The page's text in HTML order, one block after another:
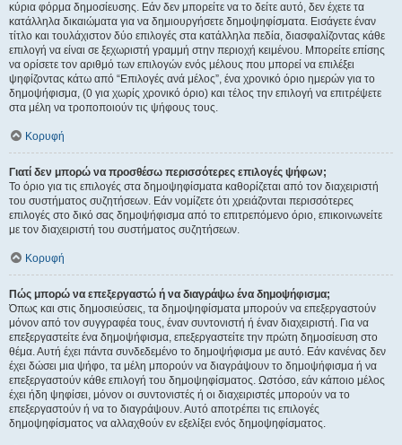
κύρια φόρμα δημοσίευσης. Εάν δεν μπορείτε να το δείτε αυτό, δεν έχετε τα
κατάλληλα δικαιώματα για να δημιουργήσετε δημοψηφίσματα. Εισάγετε έναν
τίτλο και τουλάχιστον δύο επιλογές στα κατάλληλα πεδία, διασφαλίζοντας κάθε
επιλογή να είναι σε ξεχωριστή γραμμή στην περιοχή κειμένου. Μπορείτε επίσης
να ορίσετε τον αριθμό των επιλογών ενός μέλους που μπορεί να επιλέξει
ψηφίζοντας κάτω από “Επιλογές ανά μέλος”, ένα χρονικό όριο ημερών για το
δημοψήφισμα, (0 για χωρίς χρονικό όριο) και τέλος την επιλογή να επιτρέψετε
στα μέλη να τροποποιούν τις ψήφους τους.
Κορυφή
Γιατί δεν μπορώ να προσθέσω περισσότερες επιλογές ψήφων;
Το όριο για τις επιλογές στα δημοψηφίσματα καθορίζεται από τον διαχειριστή
του συστήματος συζητήσεων. Εάν νομίζετε ότι χρειάζονται περισσότερες
επιλογές στο δικό σας δημοψήφισμα από το επιτρεπόμενο όριο, επικοινωνείτε
με τον διαχειριστή του συστήματος συζητήσεων.
Κορυφή
Πώς μπορώ να επεξεργαστώ ή να διαγράψω ένα δημοψήφισμα;
Όπως και στις δημοσιεύσεις, τα δημοψηφίσματα μπορούν να επεξεργαστούν
μόνον από τον συγγραφέα τους, έναν συντονιστή ή έναν διαχειριστή. Για να
επεξεργαστείτε ένα δημοψήφισμα, επεξεργαστείτε την πρώτη δημοσίευση στο
θέμα. Αυτή έχει πάντα συνδεδεμένο το δημοψήφισμα με αυτό. Εάν κανένας δεν
έχει δώσει μια ψήφο, τα μέλη μπορούν να διαγράψουν το δημοψήφισμα ή να
επεξεργαστούν κάθε επιλογή του δημοψηφίσματος. Ωστόσο, εάν κάποιο μέλος
έχει ήδη ψηφίσει, μόνον οι συντονιστές ή οι διαχειριστές μπορούν να το
επεξεργαστούν ή να το διαγράψουν. Αυτό αποτρέπει τις επιλογές
δημοψηφίσματος να αλλαχθούν εν εξελίξει ενός δημοψηφίσματος.